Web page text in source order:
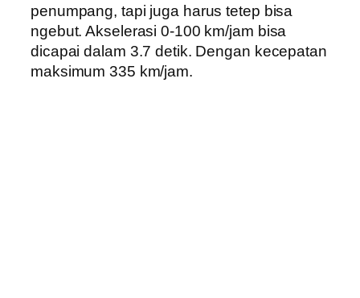
penumpang, tapi juga harus tetep bisa
ngebut. Akselerasi 0-100 km/jam bisa
dicapai dalam 3.7 detik. Dengan kecepatan
maksimum 335 km/jam.